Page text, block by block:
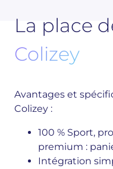
La place
Colizey
Avantages et
Colizey :
100 % Sport,
premium :
Intégration